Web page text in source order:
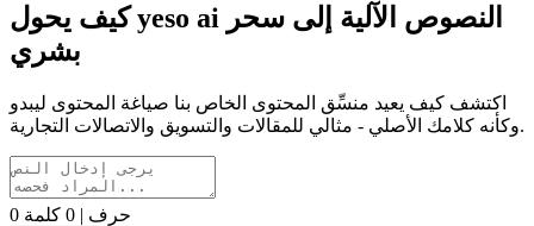
كيف يحول yeso ai النصوص الآلية إلى سحر
بشري
اكتشف كيف يعيد منسِّق المحتوى الخاص بنا صياغة المحتوى ليبدو
وكأنه كلامك الأصلي - مثالي للمقالات والتسويق والاتصالات التجارية.
0 حرف | 0 كلمة